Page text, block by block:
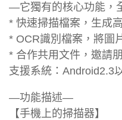
—它獨有的核心功能，
* 快速掃描檔案，生成
* OCR識別檔案，將圖
* 合作共用文件，邀請
支援系統：Android2.3
—功能描述—
【手機上的掃描器】